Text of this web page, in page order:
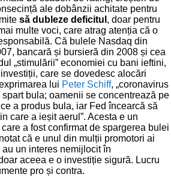
ale dobânzii achitate pentru
să dubleze deficitul , doar pentru
multe voci, care atrag atenția că o
Că bulele Nasdaq din
bancară și bursieră din 2008 și cea
„stimulării” economiei cu bani ieftini,
care se dovedesc alocări
lui Peter Schiff, „coronavirus
bula; oamenii se concentrează pe
a produs bula, iar Fed încearcă să
care a ieșit aerul”. Acesta e un
a fost confirmat de spargerea bulei
că e unul din mulții promotori ai
un interes nemijlocit în
aceea e o investiție sigură. Lucru
pro și contra.